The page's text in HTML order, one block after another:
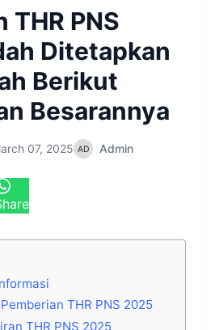
THR PNS
Ditetapkan
Berikut
Besarannya
07, 2025 Admin
THR PNS 2025
THR PNS 2025